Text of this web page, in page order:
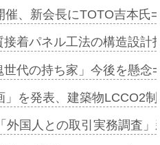
催、新会長にTOTO吉本氏
接着パネル工法の構造設
世代の持ち家」今後を懸
」を発表、建築物LCCO2
外国人との取引実務調査